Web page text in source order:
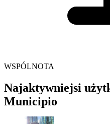
WSPÓLNOTA
Najaktywniejsi
Municipio